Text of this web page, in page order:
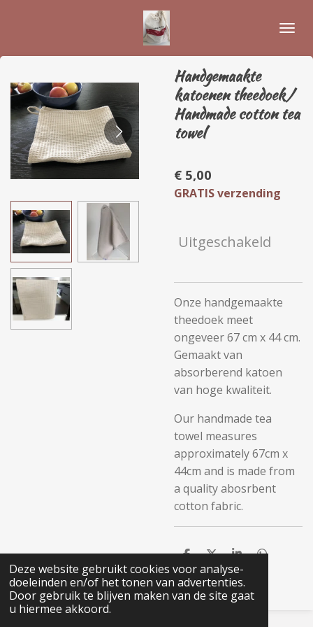
Deze website gebruikt cookies voor analyse-
doeleinden en/of het tonen van advertenties.
Door gebruik te blijven maken van de site gaat
u hiermee akkoord.
hoofdinhoud
Handgemaakte
katoenen theedoek/
Handmade cotton tea
towel
€ 5,00
GRATIS verzending
Uitgeschakeld
Onze handgemaakte
theedoek meet
ongeveer 67 cm x 44 cm.
Gemaakt van
absorberend katoen
van hoge kwaliteit.
Our handmade tea
towel measures
approximately 67cm x
44cm and is made from
a quality abosrbent
cotton fabric.
D
e
l
e
n
D
e
e
l
S
h
a
r
e
D